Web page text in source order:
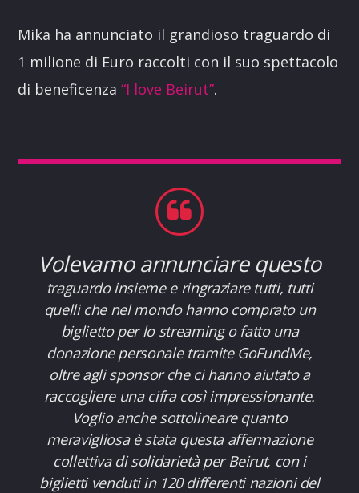
Mika ha annunciato il grandioso traguardo di
1 milione di Euro raccolti con il suo spettacolo
di beneficenza“I love Beirut”.
Volevamo annunciare questo
traguardo insieme e ringraziare tutti, tutti
quelli che nel mondo hanno comprato un
biglietto per lo streaming o fatto una
donazione personale tramite GoFundMe,
oltre agli sponsor che ci hanno aiutato a
raccogliere una cifra così impressionante.
Voglio anche sottolineare quanto
meravigliosa è stata questa affermazione
collettiva di solidarietà per Beirut, con i
biglietti venduti in 120 differenti nazioni del